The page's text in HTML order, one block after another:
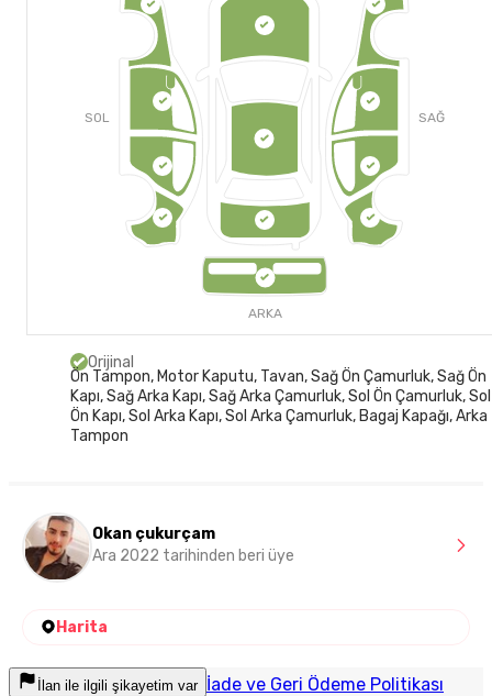
SOL SAĞ
ARKA
Orijinal
Ön Tampon, Motor Kaputu, Tavan, Sağ Ön Çamurluk, Sağ Ön
Kapı, Sağ Arka Kapı, Sağ Arka Çamurluk, Sol Ön Çamurluk, Sol
Ön Kapı, Sol Arka Kapı, Sol Arka Çamurluk, Bagaj Kapağı, Arka
Tampon
Okan çukurçam
Ara 2022 tarihinden beri üye
Harita
İlan ile ilgili şikayetim var İade ve Geri Ödeme Politikası